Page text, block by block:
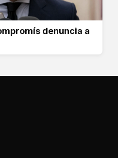
denuncia a